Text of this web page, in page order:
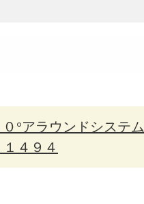
４９４